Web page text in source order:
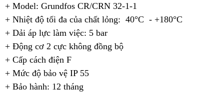
+ Model: Grundfos CR/CRN 32-1-1
+ Nhiệt độ tối đa của chất lỏng: 40°C - +180°C
+ Dải áp lực làm việc: 5 bar
+ Động cơ 2 cực không đồng bộ
+ Cấp cách điện F
+ Mức độ bảo vệ IP 55
+ Bảo hành: 12 tháng